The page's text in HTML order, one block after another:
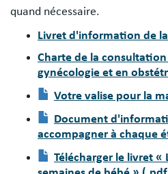
quand nécessaire.
Livret d'information de
Charte de la
gynécologie et en
Document
Votre valise pour la
Document
Document
accompagner à chaque
Télécharger le livret «